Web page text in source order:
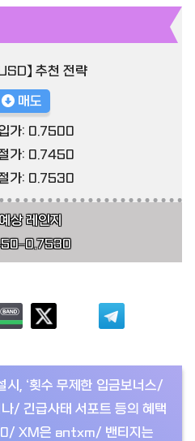
】 추천 전략
매도
가: 0.7500
가: 0.7450
가: 0.7530
상 레인지
시, ‘횟수 무제한 입금보너스/
/ 긴급사태 서포트 등의 혜택
XM은 antxm/ 밴티지는